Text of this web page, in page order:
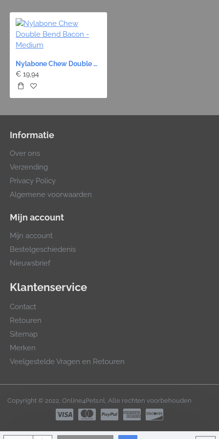
Nylabone Chew Double Bend Bacon - Medium
€ 19,94
Informatie
Over ons
Verzending
Privacy Policy
Algemene voorwaarden
Mijn account
Mijn account
Bestelgeschiedenis
Nieuwsbrief
Klantenservice
Contact
Retouren
Sitemap
Merken
Veelgestelde Vragen en Retouren
Copyright © 2022, Online4Pets.nl, Alle rechten voorbehouden